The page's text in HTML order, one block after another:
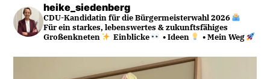
heike_siedenberg
CDU-Kandidatin für die Bürgermeisterwahl 2026
Für ein starkes, lebenswertes & zukunftsfähiges
Großenkneten
Einblicke • Ideen • Mein Weg